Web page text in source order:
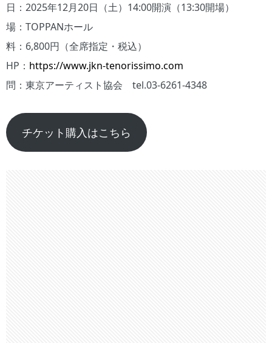
日：2025年12月20日（土）14:00開演（13:30開場）
場：TOPPANホール
料：6,800円（全席指定・税込）
HP： https://www.jkn-tenorissimo.com
問：東京アーティスト協会 tel.03-6261-4348
チケット購入はこちら